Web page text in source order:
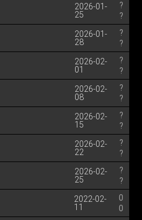
2026-01-
25
?
?
2026-01-
28
?
?
2026-02-
01
?
?
2026-02-
08
?
?
2026-02-
15
?
?
2026-02-
22
?
?
2026-02-
25
?
?
2022-02-
11
0
0